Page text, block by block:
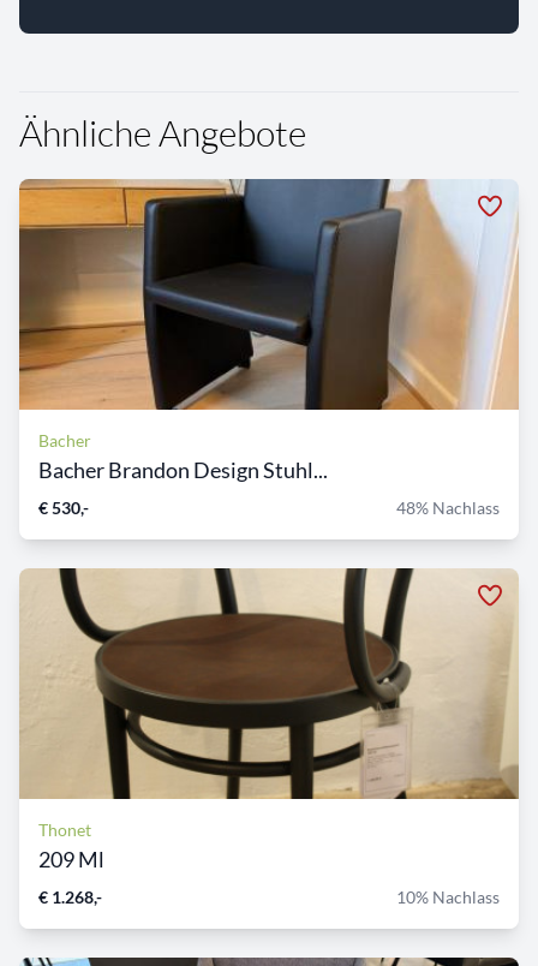
Ähnliche Angebote
Bacher
Bacher Brandon Design Stuhl...
€ 530,- 48% Nachlass
Thonet
209 Ml
€ 1.268,- 10% Nachlass